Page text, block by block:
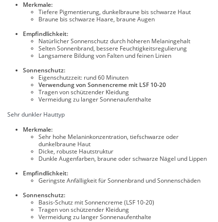
Merkmale:
Tiefere Pigmentierung, dunkelbraune bis schwarze Haut
Braune bis schwarze Haare, braune Augen
Empfindlichkeit:
Natürlicher Sonnenschutz durch höheren Melaningehalt
Selten Sonnenbrand, bessere Feuchtigkeitsregulierung
Langsamere Bildung von Falten und feinen Linien
Sonnenschutz:
Eigenschutzzeit: rund 60 Minuten
Verwendung von Sonnencreme mit LSF 10-20
Tragen von schützender Kleidung
Vermeidung zu langer Sonnenaufenthalte
Sehr dunkler Hauttyp
Merkmale:
Sehr hohe Melaninkonzentration, tiefschwarze oder
dunkelbraune Haut
Dicke, robuste Hautstruktur
Dunkle Augenfarben, braune oder schwarze Nägel und Lippen
Empfindlichkeit:
Geringste Anfälligkeit für Sonnenbrand und Sonnenschäden
Sonnenschutz:
Basis-Schutz mit Sonnencreme (LSF 10-20)
Tragen von schützender Kleidung
Vermeidung zu langer Sonnenaufenthalte